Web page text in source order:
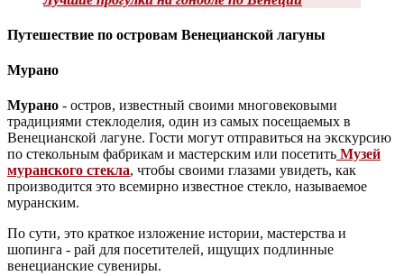
Путешествие по островам Венецианской лагуны
Мурано
Мурано - остров, известный своими многовековыми
традициями стеклоделия, один из самых посещаемых в
Венецианской лагуне. Гости могут отправиться на экскурсию
по стекольным фабрикам и мастерским или посетить Музей
муранского стекла, чтобы своими глазами увидеть, как
производится это всемирно известное стекло, называемое
муранским.
По сути, это краткое изложение истории, мастерства и
шопинга - рай для посетителей, ищущих подлинные
венецианские сувениры.